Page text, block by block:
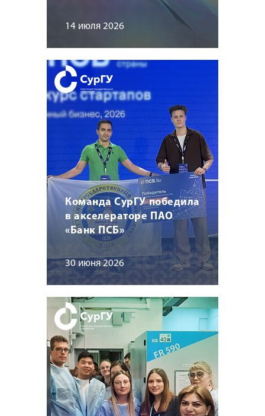
14 июля 2026
Команда СурГУ победила
в акселераторе ПАО
«Банк ПСБ»
30 июня 2026